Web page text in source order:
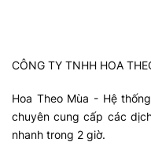
CÔNG TY TNHH HOA
Hoa Theo Mùa - Hệ
chuyên cung cấp các
nhanh trong 2 giờ.